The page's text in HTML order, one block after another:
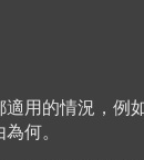
用的情況，例
何。